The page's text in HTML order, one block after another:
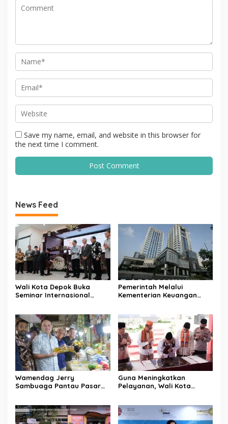
Save my name, email, and website in this browser for
the next time I comment.
News Feed
Wali Kota Depok Buka
Seminar Internasional
Pemerintah Melalui
Kementerian Keuangan
Wamendag Jerry
Sambuaga Pantau Pasar
dan Harga Terkendali
Guna Meningkatkan
Pelayanan, Wali Kota
Kantor Pemerintahan